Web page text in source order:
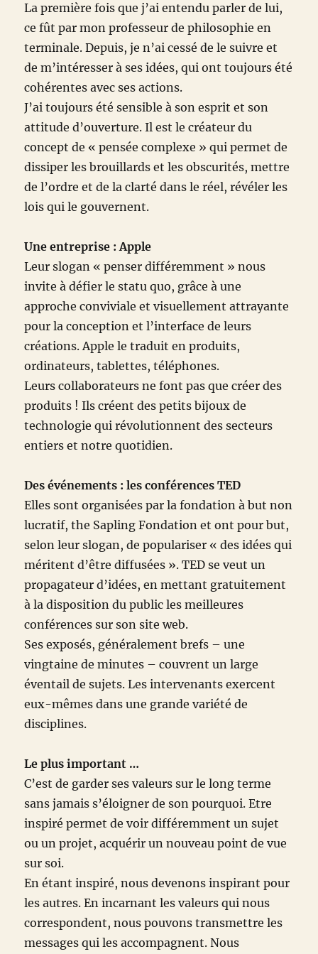
La première fois que j’ai entendu parler de lui,
ce fût par mon professeur de philosophie en
terminale. Depuis, je n’ai cessé de le suivre et
de m’intéresser à ses idées, qui ont toujours été
cohérentes avec ses actions.
J’ai toujours été sensible à son esprit et son
attitude d’ouverture. Il est le créateur du
concept de « pensée complexe » qui permet de
dissiper les brouillards et les obscurités, mettre
de l’ordre et de la clarté dans le réel, révéler les
lois qui le gouvernent.
Une entreprise : Apple
Leur slogan « penser différemment » nous
invite à défier le statu quo, grâce à une
approche conviviale et visuellement attrayante
pour la conception et l’interface de leurs
créations. Apple le traduit en produits,
ordinateurs, tablettes, téléphones.
Leurs collaborateurs ne font pas que créer des
produits ! Ils créent des petits bijoux de
technologie qui révolutionnent des secteurs
entiers et notre quotidien.
Des événements : les conférences TED
Elles sont organisées par la fondation à but non
lucratif, the Sapling Fondation et ont pour but,
selon leur slogan, de populariser « des idées qui
méritent d’être diffusées ». TED se veut un
propagateur d’idées, en mettant gratuitement
à la disposition du public les meilleures
conférences sur son site web.
Ses exposés, généralement brefs – une
vingtaine de minutes – couvrent un large
éventail de sujets. Les intervenants exercent
eux-mêmes dans une grande variété de
disciplines.
Le plus important …
C’est de garder ses valeurs sur le long terme
sans jamais s’éloigner de son pourquoi. Etre
inspiré permet de voir différemment un sujet
ou un projet, acquérir un nouveau point de vue
sur soi.
En étant inspiré, nous devenons inspirant pour
les autres. En incarnant les valeurs qui nous
correspondent, nous pouvons transmettre les
messages qui les accompagnent. Nous